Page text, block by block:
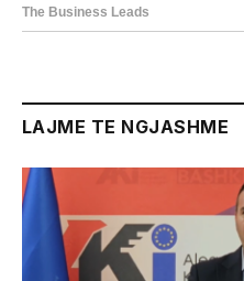
LAJME TE NGJASHME